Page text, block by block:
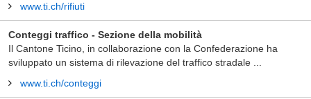
www.ti.ch/rifiuti
Conteggi traffico - Sezione della mobilità
Il Cantone Ticino, in collaborazione con la Confederazione ha
sviluppato un sistema di rilevazione del traffico stradale ...
www.ti.ch/conteggi